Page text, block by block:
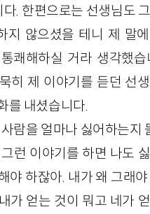
. 한편으로는 선생님도
지 않으셨을 테니 제 말
쾌해하실 거라 생각했습
히 제 이야기를 듣던 선
를 내셨습니다.
람을 얼마나 싫어하는지
런 이야기를 하면 나도
야 하잖아. 내가 왜 그래
가 얻는 것이 뭐고 네가